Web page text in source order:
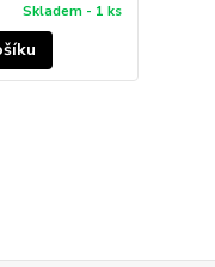
Skladem - 1 ks